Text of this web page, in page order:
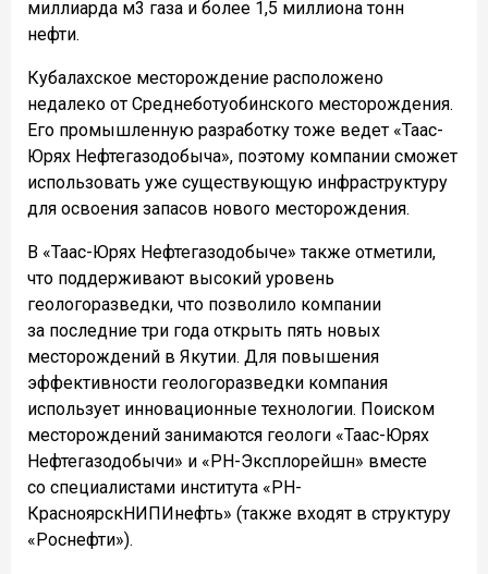
миллиарда м3 газа и более 1,5 миллиона тонн
нефти.
Кубалахское месторождение расположено
недалеко от Среднеботуобинского месторождения.
Его промышленную разработку тоже ведет «Таас-
Юрях Нефтегазодобыча», поэтому компании сможет
использовать уже существующую инфраструктуру
для освоения запасов нового месторождения.
В «Таас-Юрях Нефтегазодобыче» также отметили,
что поддерживают высокий уровень
геологоразведки, что позволило компании
за последние три года открыть пять новых
месторождений в Якутии. Для повышения
эффективности геологоразведки компания
использует инновационные технологии. Поиском
месторождений занимаются геологи «Таас-Юрях
Нефтегазодобычи» и «РН-Эксплорейшн» вместе
со специалистами института «РН-
КрасноярскНИПИнефть» (также входят в структуру
«Роснефти»).